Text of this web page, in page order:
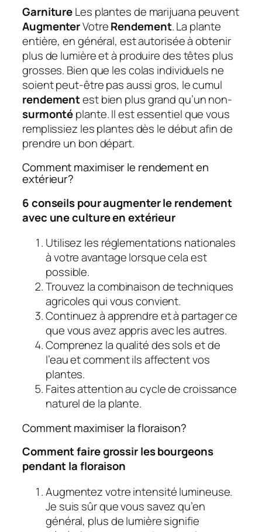
GarnitureLes plantes de marijuana peuvent
AugmenterVotreRendement. La plante
entière, en général, est autorisée à obtenir
plus de lumière et à produire des têtes plus
grosses. Bien que les colas individuels ne
soient peut-être pas aussi gros, le cumul
rendementest bien plus grand qu’un non-
surmontéplante. Il est essentiel que vous
remplissiez les plantes dès le début afin de
prendre un bon départ.
Comment maximiser le rendement en
extérieur?
6 conseils pour augmenter le rendement
avec une culture en extérieur
Utilisez les réglementations nationales
à votre avantage lorsque cela est
possible.
Trouvez la combinaison de techniques
agricoles qui vous convient.
Continuez à apprendre et à partager ce
que vous avez appris avec les autres.
Comprenez la qualité des sols et de
l’eau et comment ils affectent vos
plantes.
Faites attention au cycle de croissance
naturel de la plante.
Comment maximiser la floraison?
Comment faire grossir les bourgeons
pendant la floraison
Augmentez votre intensité lumineuse.
Je suis sûr que vous savez qu’en
général, plus de lumière signifie